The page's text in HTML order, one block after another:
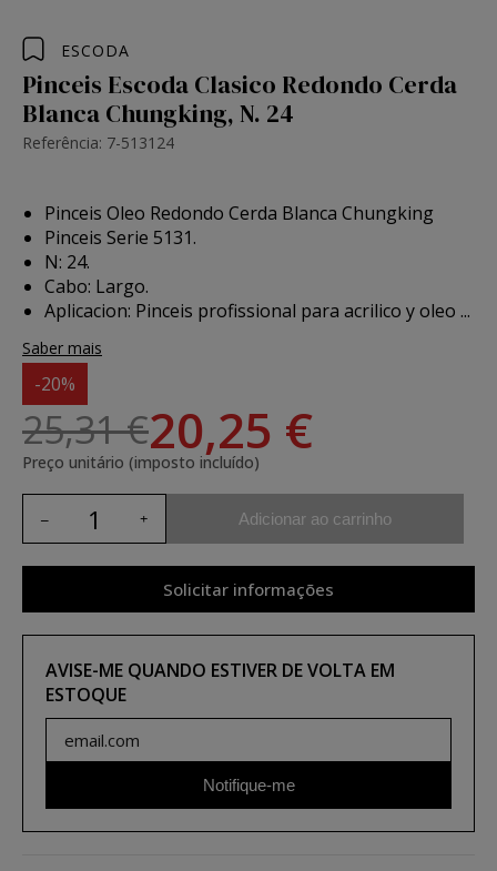
ESCODA
Pinceis Escoda Clasico Redondo Cerda
Blanca Chungking, N. 24
Referência: 7-513124
Pinceis Oleo Redondo Cerda Blanca Chungking
Pinceis Serie 5131.
N: 24.
Cabo: Largo.
Aplicacion: Pinceis profissional para acrilico y oleo ...
Saber mais
-20%
25,31 €20,25 €
Preço unitário (imposto incluído)
Adicionar ao carrinho
Solicitar informações
AVISE-ME QUANDO ESTIVER DE VOLTA EM
ESTOQUE
Notifique-me